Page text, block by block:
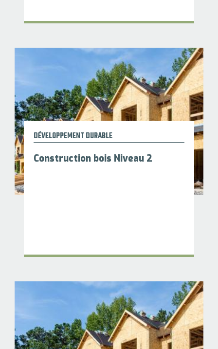
DÉVELOPPEMENT DURABLE
Construction bois Niveau 2